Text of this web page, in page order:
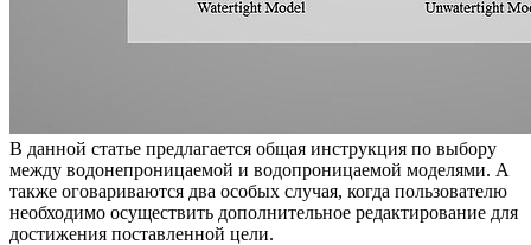
В данной статье предлагается общая инструкция по выбору
между водонепроницаемой и водопроницаемой моделями. А
также оговариваются два особых случая, когда пользователю
необходимо осуществить дополнительное редактирование для
достижения поставленной цели.